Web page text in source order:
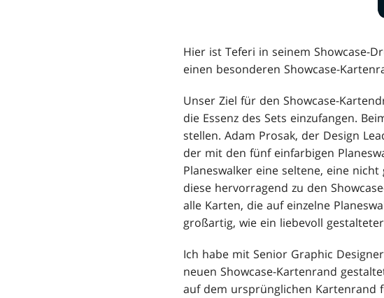
Hier ist Teferi in seinem Showcase-
einen besonderen Showcase-
Unser Ziel für den Showcase-
die Essenz des Sets einzufangen.
stellen. Adam Prosak, der Design
der mit den fünf einfarbigen
Planeswalker eine seltene, eine
diese hervorragend zu den
alle Karten, die auf einzelne
großartig, wie ein liebevoll
Ich habe mit Senior Graphic
neuen Showcase-Kartenrand
auf dem ursprünglichen Kartenrand